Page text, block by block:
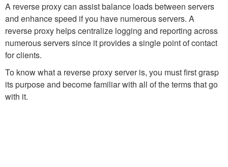
A reverse proxy can assist balance loads between servers
and enhance speed if you have numerous servers. A
reverse proxy helps centralize logging and reporting across
numerous servers since it provides a single point of contact
for clients.
To know what a reverse proxy server is, you must first grasp
its purpose and become familiar with all of the terms that go
with it.